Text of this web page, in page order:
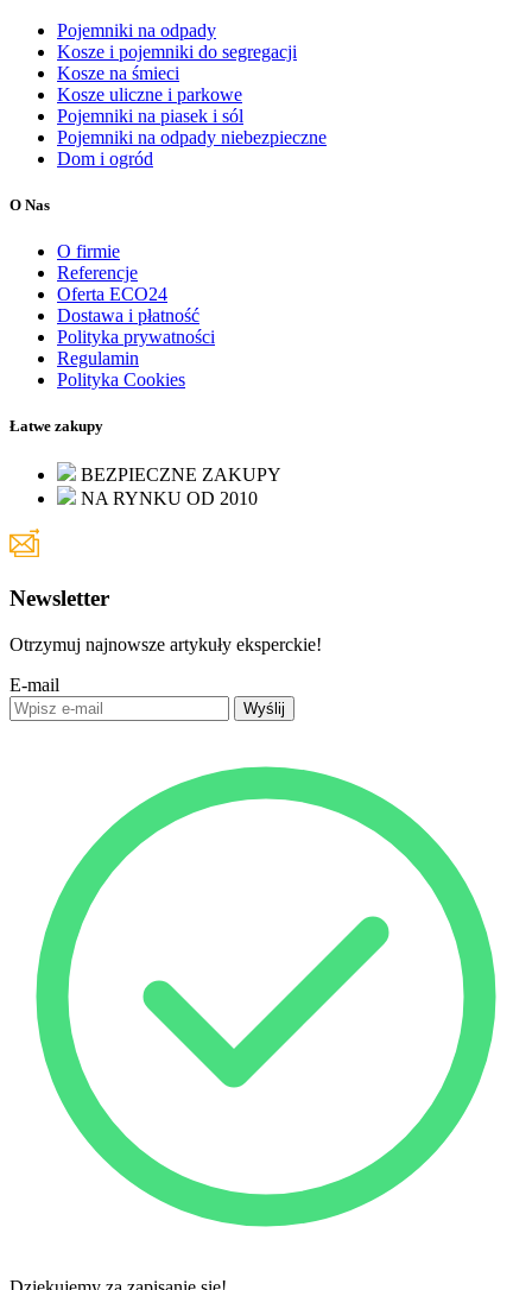
Pojemniki na odpady
Kosze i pojemniki do segregacji
Kosze na śmieci
Kosze uliczne i parkowe
Pojemniki na piasek i sól
Pojemniki na odpady niebezpieczne
Dom i ogród
O Nas
O firmie
Referencje
Oferta ECO24
Dostawa i płatność
Polityka prywatności
Regulamin
Polityka Cookies
Łatwe zakupy
BEZPIECZNE ZAKUPY
NA RYNKU OD 2010
Newsletter
Otrzymuj najnowsze artykuły eksperckie!
E-mail
Wyślij